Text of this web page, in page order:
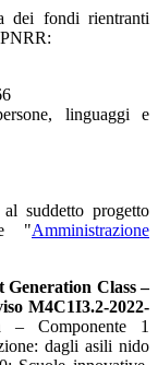
dei fondi rientranti
linguaggi e
suddetto progetto
"Amministrazione
Generation Class –
M4C1I3.2-2022-
– Componente 1
dagli asili nido